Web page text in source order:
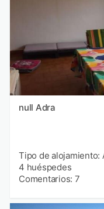
null Adra
Tipo de alojamiento:
4 huéspedes
Comentarios: 7